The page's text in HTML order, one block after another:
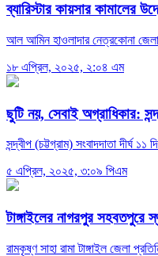
ব্যারিস্টার কায়সার কামালের
আল আমিন হাওলাদার নেত্রকোনা জেলা
১৮ এপ্রিল, ২০২৫, ২:০৪ এম
ছুটি নয়, সেবাই অগ্রাধিকার:
সন্দ্বীপ (চট্টগ্রাম) সংবাদদাতা দীর্ঘ
৫ এপ্রিল, ২০২৫, ৩:০৯ পিএম
টাঙ্গাইলের নাগরপুর সহবতপুরে
রামকৃষ্ণ সাহা রামা টাঙ্গাইল জেলা